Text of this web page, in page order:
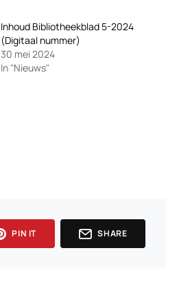
Inhoud Bibliotheekblad 5-2024
(Digitaal nummer)
30 mei 2024
In "Nieuws"
PIN IT SHARE